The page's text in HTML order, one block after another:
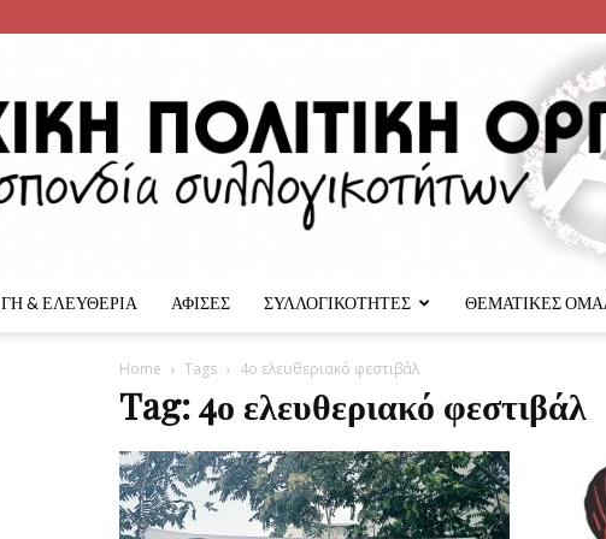
Πολιτική
ΓΗ & ΕΛΕΥΘΕΡΙΑ ΑΦΙΣΕΣ ΣΥΛΛΟΓΙΚΟΤΗΤΕΣ ΘΕΜΑΤΙΚΕΣ
Home Tags 4ο ελευθεριακό φεστιβάλ
Tag: 4ο ελευθεριακό φεστιβάλ